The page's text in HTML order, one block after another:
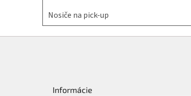
Nosiče na pick-up
Informácie